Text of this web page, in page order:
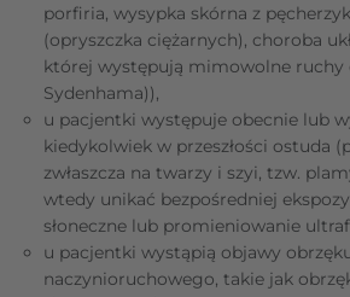
porfiria, wysypka skórna z
(opryszczka ciężarnych), choroba
której występują mimowolne ruchy
Sydenhama)),
u pacjentki występuje obecnie lub
kiedykolwiek w przeszłości ostuda
zwłaszcza na twarzy i szyi, tzw.
wtedy unikać bezpośredniej
słoneczne lub promieniowanie
u pacjentki wystąpią objawy
naczynioruchowego, takie jak